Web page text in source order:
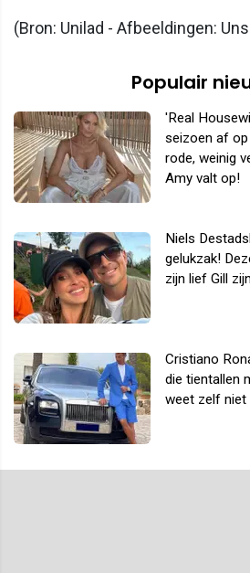
(Bron: Unilad - Afbeeldingen:
Populair
'Real
seizoen af op
rode, weinig
Amy valt op!
Niels
gelukzak!
zijn lief Gill
Cristiano
die tientallen
weet zelf niet